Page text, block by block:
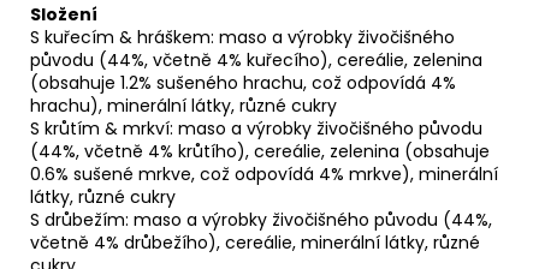
Složení
S kuřecím & hráškem: maso a výrobky živočišného
původu (44%, včetně 4% kuřecího), cereálie, zelenina
(obsahuje 1.2% sušeného hrachu, což odpovídá 4%
hrachu), minerální látky, různé cukry
S krůtím & mrkví: maso a výrobky živočišného původu
(44%, včetně 4% krůtího), cereálie, zelenina (obsahuje
0.6% sušené mrkve, což odpovídá 4% mrkve), minerální
látky, různé cukry
S drůbežím: maso a výrobky živočišného původu (44%,
včetně 4% drůbežího), cereálie, minerální látky, různé